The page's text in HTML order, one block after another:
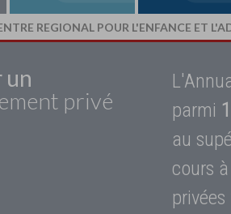
REGIONAL POUR L'ENFANCE ET
un
privé
parmi
au
cours